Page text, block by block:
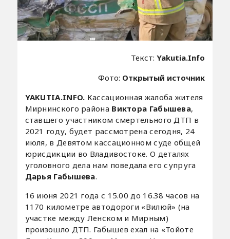
Текст:Yakutia.Info
Фото: Открытый источник
YAKUTIA.INFO. Кассационная жалоба жителя
Мирнинского района Виктора Габышева,
ставшего участником смертельного ДТП в
2021 году, будет рассмотрена сегодня, 24
июля, в Девятом кассационном суде общей
юрисдикции во Владивостоке. О деталях
уголовного дела нам поведала его супруга
Дарья Габышева.
16 июня 2021 года с 15.00 до 16.38 часов на
1170 километре автодороги «Вилюй» (на
участке между Ленском и Мирным)
произошло ДТП. Габышев ехал на «Тойоте